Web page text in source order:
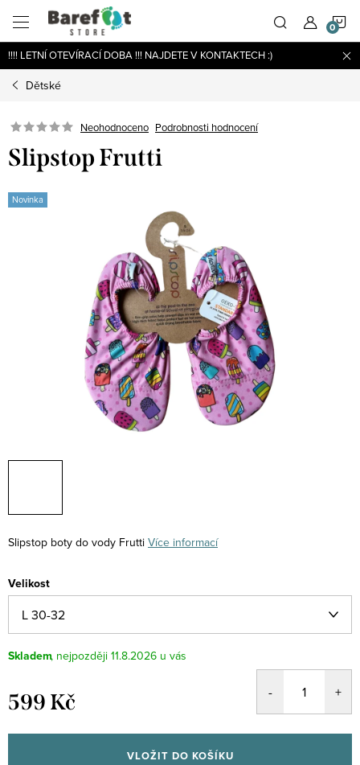
obsah
!!!! LETNÍ OTEVÍRACÍ DOBA !!! NAJDETE V KONTAKTECH :)
Dětské
Neohodnoceno Podrobnosti hodnocení
Slipstop Frutti
Novinka
Slipstop boty do vody Frutti Více informací
Velikost
Skladem 11.8.2026
599 Kč
cena:
VLOŽIT DO KOŠÍKU